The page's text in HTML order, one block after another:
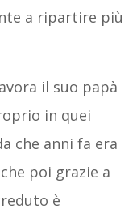
a ripartire più
il suo papà
in quei
che anni fa era
poi grazie a
è